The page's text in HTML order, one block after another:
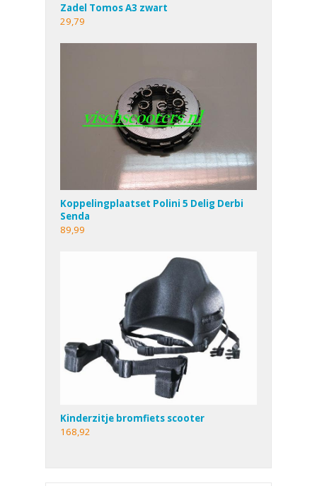
Zadel Tomos A3 zwart
29,79
Koppelingplaatset Polini 5 Delig Derbi
Senda
89,99
Kinderzitje bromfiets scooter
168,92